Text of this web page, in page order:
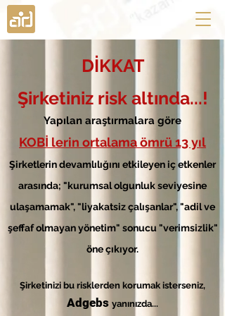
DİKKAT
Şirketiniz risk altında...!
Yapılan araştırmalara göre
KOBİ lerin ortalama ömrü 13 yıl
Şirketlerin devamlılığını etkileyen iç etkenler
arasında; "kurumsal olgunluk seviyesine
ulaşamamak", "liyakatsiz çalışanlar", "adil ve
şeffaf olmayan yönetim" sonucu "verimsizlik"
öne çıkıyor.
Şirketinizi bu risklerden korumak isterseniz,
Adgebs yanınızda...